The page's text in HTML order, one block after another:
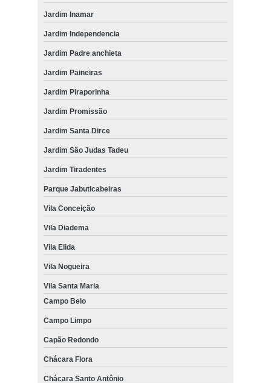
Jardim Inamar
Jardim Independencia
Jardim Padre anchieta
Jardim Paineiras
Jardim Piraporinha
Jardim Promissão
Jardim Santa Dirce
Jardim São Judas Tadeu
Jardim Tiradentes
Parque Jabuticabeiras
Vila Conceição
Vila Diadema
Vila Elida
Vila Nogueira
Vila Santa Maria
Campo Belo
Campo Limpo
Capão Redondo
Chácara Flora
Chácara Santo Antônio